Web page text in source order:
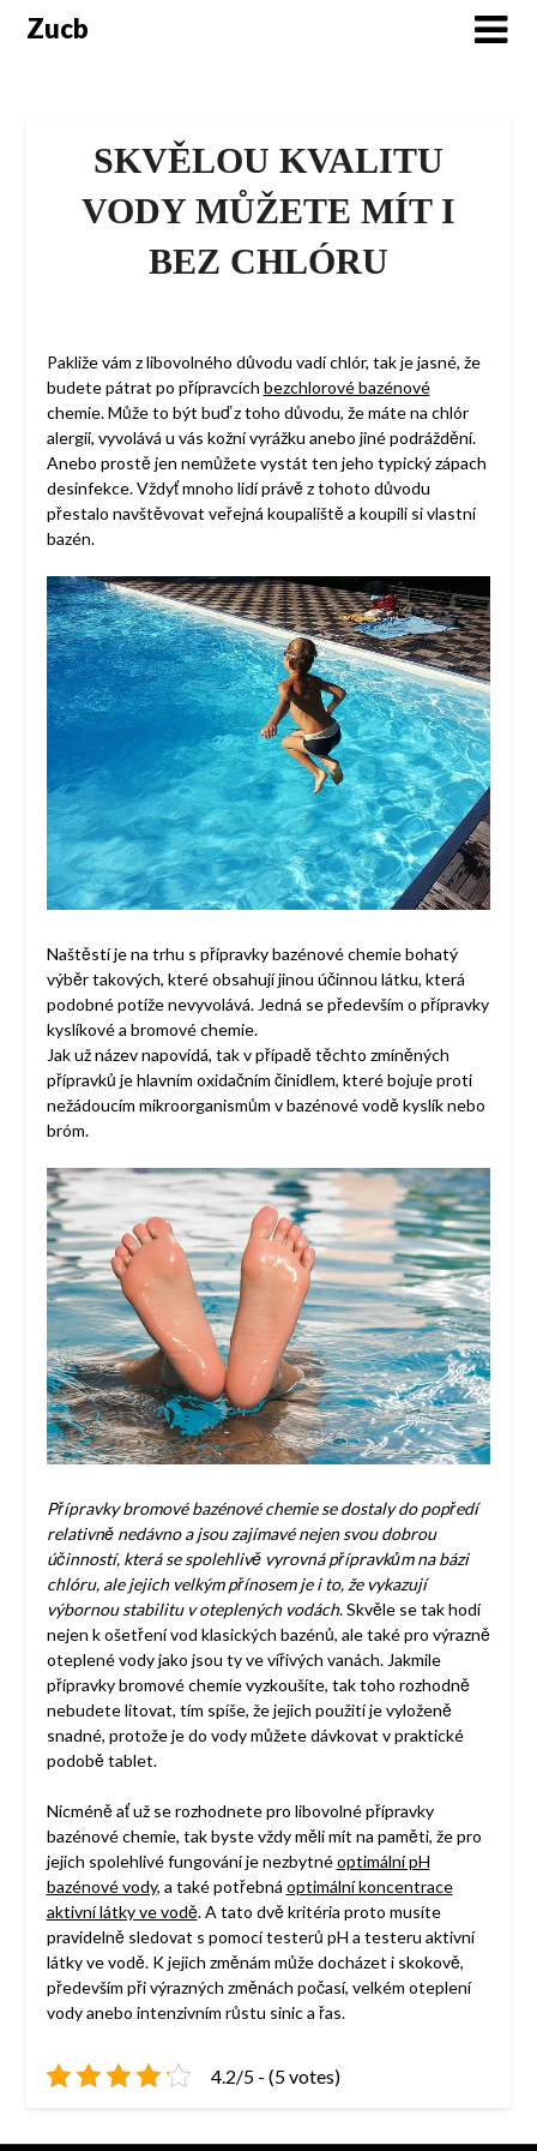
SkipZucb
SKVĚLOU KVALITU
VODY MŮŽETE MÍT I
BEZ CHLÓRU
Pakliže vám z libovolného důvodu vadí chlór, tak je jasné, že
budete pátrat po přípravcích bezchlorovébazénové
chemie. Může to být buď z toho důvodu, že máte na chlór
alergii, vyvolává u vás kožní vyrážku anebo jiné podráždění.
Anebo prostě jen nemůžete vystát ten jeho typický zápach
desinfekce. Vždyť mnoho lidí právě z tohoto důvodu
přestalo navštěvovat veřejná koupaliště a koupili si vlastní
bazén.
Naštěstí je na trhu s přípravky bazénové chemie bohatý
výběr takových, které obsahují jinou účinnou látku, která
podobné potíže nevyvolává. Jedná se především o přípravky
kyslíkové a bromové chemie.
Jak už název napovídá, tak v případě těchto zmíněných
přípravků je hlavním oxidačním činidlem, které bojuje proti
nežádoucím mikroorganismům v bazénové vodě kyslík nebo
bróm.
Přípravky bromové bazénové chemie se dostaly do popředí
relativně nedávno a jsou zajímavé nejen svou dobrou
účinností, která se spolehlivě vyrovná přípravkům na bázi
chlóru, ale jejich velkým přínosem je i to, že vykazují
výbornou stabilitu v oteplených vodách. Skvěle se tak hodí
nejen k ošetření vod klasických bazénů, ale také pro výrazně
oteplené vody jako jsou ty ve vířivých vanách. Jakmile
přípravky bromové chemie vyzkoušíte, tak toho rozhodně
nebudete litovat, tím spíše, že jejich použití je vyloženě
snadné, protože je do vody můžete dávkovat v praktické
podobě tablet.
Nicméně ať už se rozhodnete pro libovolné přípravky
bazénové chemie, tak byste vždy měli mít na paměti, že pro
jejich spolehlivé fungování je nezbytnéoptimální pH
bazénové vody, a také potřebná optimální koncentrace
aktivní látky ve vodě. A tato dvě kritéria proto musíte
pravidelně sledovat s pomocí testerů pH a testeru aktivní
látky ve vodě. K jejich změnám může docházet i skokově,
především při výrazných změnách počasí, velkém oteplení
vody anebo intenzivním růstu sinic a řas.
4.2/5 - (5 votes)